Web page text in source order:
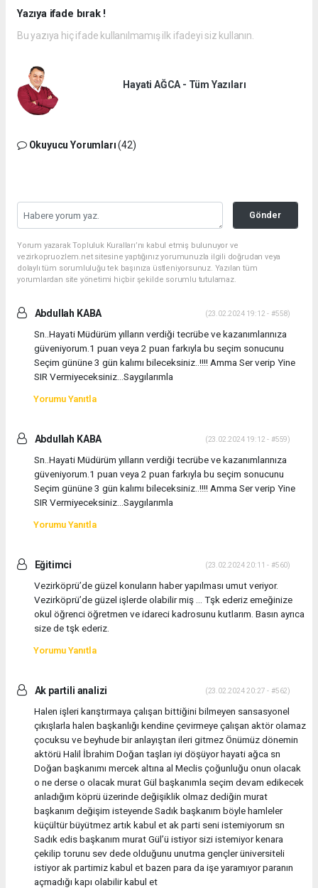
Yazıya ifade bırak !
Bu yazıya hiç ifade kullanılmamış ilk ifadeyi siz kullanın.
Hayati AĞCA - Tüm Yazıları
Okuyucu Yorumları(42)
Gönder
Yorum yazarak Topluluk Kuralları’nı kabul etmiş bulunuyor ve
vezirkopruozlem.net sitesine yaptığınız yorumunuzla ilgili doğrudan veya
dolaylı tüm sorumluluğu tek başınıza üstleniyorsunuz. Yazılan tüm
yorumlardan site yönetimi hiçbir şekilde sorumlu tutulamaz.
Abdullah KABA (23.02.2024 19:12 - #558)
Sn..Hayati Müdürüm yılların verdiği tecrübe ve kazanımlarınıza
güveniyorum.1 puan veya 2 puan farkıyla bu seçim sonucunu
Seçim gününe 3 gün kalımı bileceksiniz..!!!! Amma Ser verip Yine
SIR Vermiyeceksiniz...Saygılarımla
Yorumu Yanıtla
Abdullah KABA (23.02.2024 19:12 - #559)
Sn..Hayati Müdürüm yılların verdiği tecrübe ve kazanımlarınıza
güveniyorum.1 puan veya 2 puan farkıyla bu seçim sonucunu
Seçim gününe 3 gün kalımı bileceksiniz..!!!! Amma Ser verip Yine
SIR Vermiyeceksiniz...Saygılarımla
Yorumu Yanıtla
Eğitimci (23.02.2024 20:11 - #560)
Vezirköprü’de güzel konuların haber yapılması umut veriyor.
Vezirköprü’de güzel işlerde olabilir miş … Tşk ederiz emeğinize
okul öğrenci öğretmen ve idareci kadrosunu kutlarım. Basın ayrıca
size de tşk ederiz.
Yorumu Yanıtla
Ak partili analizi (23.02.2024 20:27 - #562)
Halen işleri karıştırmaya çalışan bittiğini bilmeyen sansasyonel
çıkışlarla halen başkanlığı kendine çevirmeye çalışan aktör olamaz
çocuksu ve beyhude bir anlayıştan ileri gitmez Önümüz dönemin
aktörü Halil İbrahim Doğan taşları iyi döşüyor hayati ağca sn
Doğan başkanımı mercek altına al Meclis çoğunluğu onun olacak
o ne derse o olacak murat Gül başkanımla seçim devam edikecek
anladığım köprü üzerinde değişiklik olmaz dediğin murat
başkanım değişim isteyende Sadık başkanım böyle hamleler
küçültür büyütmez artık kabul et ak parti seni istemiyorum sn
Sadık edis başkanım murat Gül’ü istiyor sizi istemiyor kenara
çekilip torunu sev dede olduğunu unutma gençler üniversiteli
istiyor ak partimiz kabul et bazen para da işe yaramıyor paranın
açmadığı kapı olabilir kabul et